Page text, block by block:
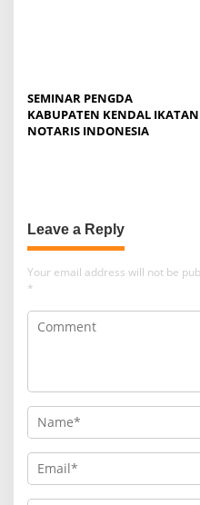
SEMINAR PENGDA
KABUPATEN KENDAL IKATAN
NOTARIS INDONESIA
Leave a Reply
Your email address will not be
*